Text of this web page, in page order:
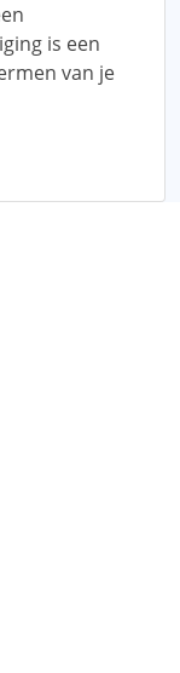
is een
van je